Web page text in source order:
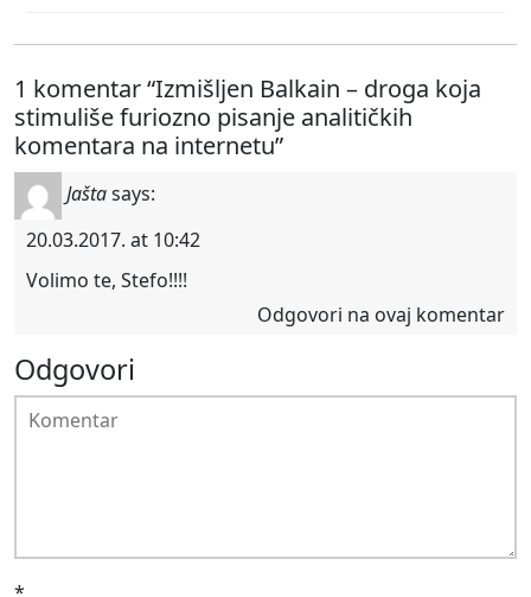
1 komentar “Izmišljen Balkain – droga koja
stimuliše furiozno pisanje analitičkih
komentara na internetu”
Jaštasays:
20.03.2017. at 10:42
Volimo te, Stefo!!!!
Odgovori na ovaj komentar
Odgovori